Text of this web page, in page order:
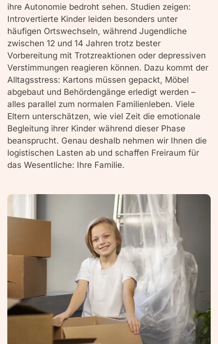
ihre Autonomie bedroht sehen. Studien zeigen:
Introvertierte Kinder leiden besonders unter
häufigen Ortswechseln, während Jugendliche
zwischen 12 und 14 Jahren trotz bester
Vorbereitung mit Trotzreaktionen oder depressiven
Verstimmungen reagieren können. Dazu kommt der
Alltagsstress: Kartons müssen gepackt, Möbel
abgebaut und Behördengänge erledigt werden –
alles parallel zum normalen Familienleben. Viele
Eltern unterschätzen, wie viel Zeit die emotionale
Begleitung ihrer Kinder während dieser Phase
beansprucht. Genau deshalb nehmen wir Ihnen die
logistischen Lasten ab und schaffen Freiraum für
das Wesentliche: Ihre Familie.